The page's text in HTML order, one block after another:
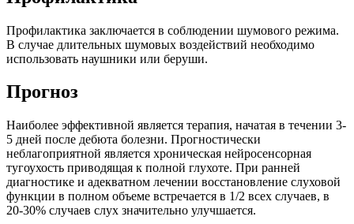
Профилактика заключается в соблюдении шумового режима.
В случае длительных шумовых воздействий необходимо
использовать наушники или беруши.
Прогноз
Наиболее эффективной является терапия, начатая в течении 3-
5 дней после дебюта болезни. Прогностически
неблагоприятной является хроническая нейросенсорная
тугоухость приводящая к полной глухоте. При ранней
диагностике и адекватном лечении восстановление слуховой
функции в полном объеме встречается в 1/2 всех случаев, в
20-30% случаев слух значительно улучшается.